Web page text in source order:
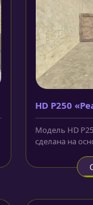
HD P250
Модель HD
сделана на